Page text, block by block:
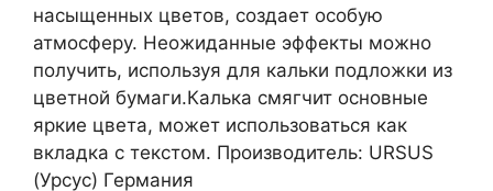
насыщенных цветов, создает особую
атмосферу. Неожиданные эффекты можно
получить, используя для кальки подложки из
цветной бумаги.Калька смягчит основные
яркие цвета, может использоваться как
вкладка с текстом. Производитель: URSUS
(Урсус) Германия